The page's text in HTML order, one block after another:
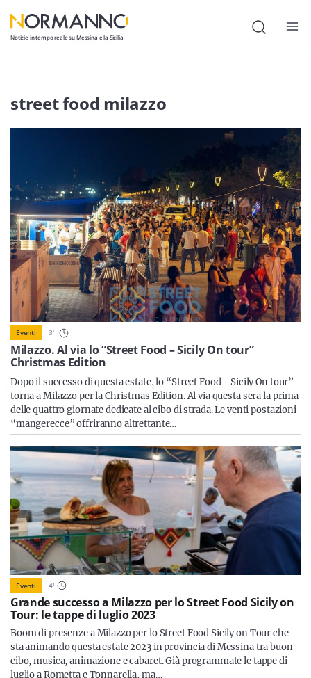
Notizie in tempo reale su Messina e la Sicilia
Attualità
Cultura
Lavoro
Società
Economia
Sport
Sicilia
Servizi
Resta sempre aggiornato con le ultime news, iscriviti alla
nostra newsletter
Iscriviti
street food milazzo
Milazzo. Al via lo “Street Food – Sicily On tour”
Christmas Edition
Eventi 3'
Dopo il successo di questa estate, lo “Street Food - Sicily On tour”
torna a Milazzo per la Christmas Edition. Al via questa sera la prima
delle quattro giornate dedicate al cibo di strada. Le venti postazioni
“mangerecce” offriranno altrettante…
Eventi 4'
Grande successo a Milazzo per lo Street Food Sicily on
Tour: le tappe di luglio 2023
Boom di presenze a Milazzo per lo Street Food Sicily on Tour che
sta animando questa estate 2023 in provincia di Messina tra buon
cibo, musica, animazione e cabaret. Già programmate le tappe di
luglio a Rometta e Tonnarella, ma…